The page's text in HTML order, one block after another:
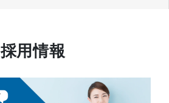
採用情報